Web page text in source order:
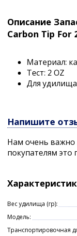
Описание
Carbon Tip For
Материал:
Тест: 2 OZ
Для
Напишите
Нам очень важно
покупателям
Вес удилища (гр):
Модель:
Транспортировочная